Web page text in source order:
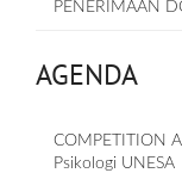
PENERIMAAN
AGENDA
COMPETITION
Psikologi UNESA